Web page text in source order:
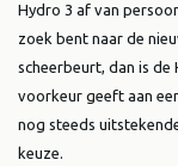
Hydro 3 af van
zoek bent naar de
scheerbeurt, dan is de
voorkeur geeft aan
nog steeds
keuze.